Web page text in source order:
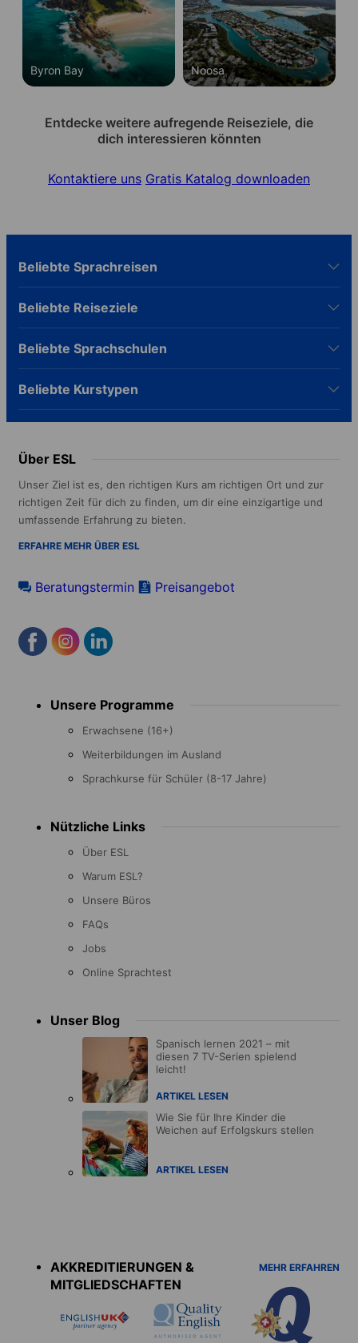
Byron Bay Noosa
Entdecke weitere aufregende Reiseziele, die
dich interessieren könnten
Kontaktiere uns Gratis Katalog downloaden
Beliebte Sprachreisen
Beliebte Reiseziele
Beliebte Sprachschulen
Beliebte Kurstypen
Über ESL
Unser Ziel ist es, den richtigen Kurs am richtigen Ort und zur
richtigen Zeit für dich zu finden, um dir eine einzigartige und
umfassende Erfahrung zu bieten.
ERFAHRE MEHR ÜBER ESL
Beratungstermin Preisangebot
menu Unsere Programme
Erwachsene (16+)
Weiterbildungen im Ausland
Sprachkurse für Schüler (8-17 Jahre)
Nützliche Links
Über ESL
Warum ESL?
Unsere Büros
FAQs
Jobs
Online Sprachtest
Unser Blog
Spanisch lernen 2021 – mit
diesen 7 TV-Serien spielend
leicht!
ARTIKEL LESEN
Wie Sie für Ihre Kinder die
Weichen auf Erfolgskurs stellen
ARTIKEL LESEN
AKKREDITIERUNGEN &
MITGLIEDSCHAFTEN
MEHR ERFAHREN